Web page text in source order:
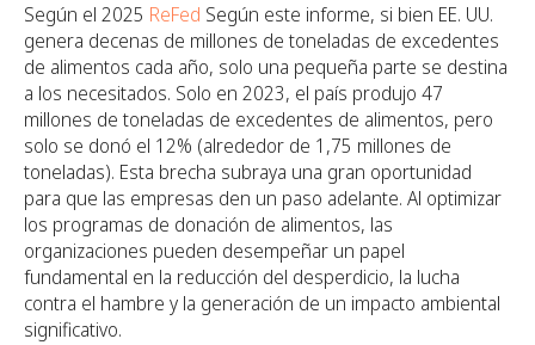
Según el 2025 ReFed Según este informe, si bien EE. UU.
genera decenas de millones de toneladas de excedentes
de alimentos cada año, solo una pequeña parte se destina
a los necesitados. Solo en 2023, el país produjo 47
millones de toneladas de excedentes de alimentos, pero
solo se donó el 12% (alrededor de 1,75 millones de
toneladas). Esta brecha subraya una gran oportunidad
para que las empresas den un paso adelante. Al optimizar
los programas de donación de alimentos, las
organizaciones pueden desempeñar un papel
fundamental en la reducción del desperdicio, la lucha
contra el hambre y la generación de un impacto ambiental
significativo.